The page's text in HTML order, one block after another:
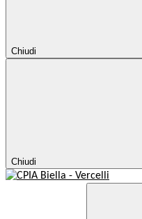
Chiudi
Chiudi